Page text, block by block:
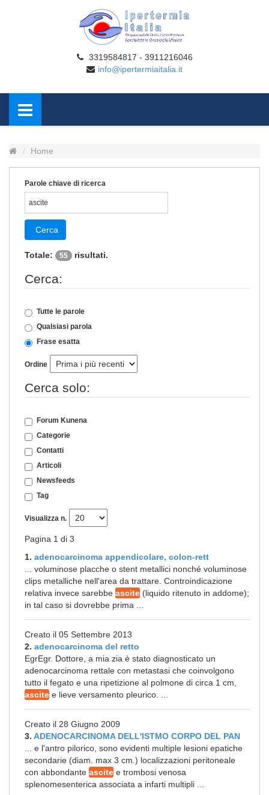
3319584817 - 3911216046
info@ipertermiaitalia.it
Home
Parole chiave di ricerca
Cerca
Totale: 55 risultati.
Cerca:
Tutte le parole
Qualsiasi parola
Frase esatta
Ordine
Cerca solo:
Forum Kunena
Categorie
Contatti
Articoli
Newsfeeds
Tag
Visualizza n.
Pagina 1 di 3
1. adenocarcinoma appendicolare, colon-rett
... voluminose placche o stent metallici nonché voluminose
clips metalliche nell'area da trattare. Controindicazione
relativa invece sarebbe ascite (liquido ritenuto in addome);
in tal caso si dovrebbe prima ...
Creato il 05 Settembre 2013
2. adenocarcinoma del retto
EgrEgr. Dottore, a mia zia è stato diagnosticato un
adenocarcinoma rettale con metastasi che coinvolgono
tutto il fegato e una ripetizione al polmone di circa 1 cm,
ascite e lieve versamento pleurico. ...
Creato il 28 Giugno 2009
3. ADENOCARCINOMA DELL'ISTMO CORPO DEL PAN
... e l'antro pilorico, sono evidenti multiple lesioni epatiche
secondarie (diam. max 3 cm.) localizzazioni peritoneale
con abbondante ascite e trombosi venosa
splenomesenterica associata a infarti multipli ...